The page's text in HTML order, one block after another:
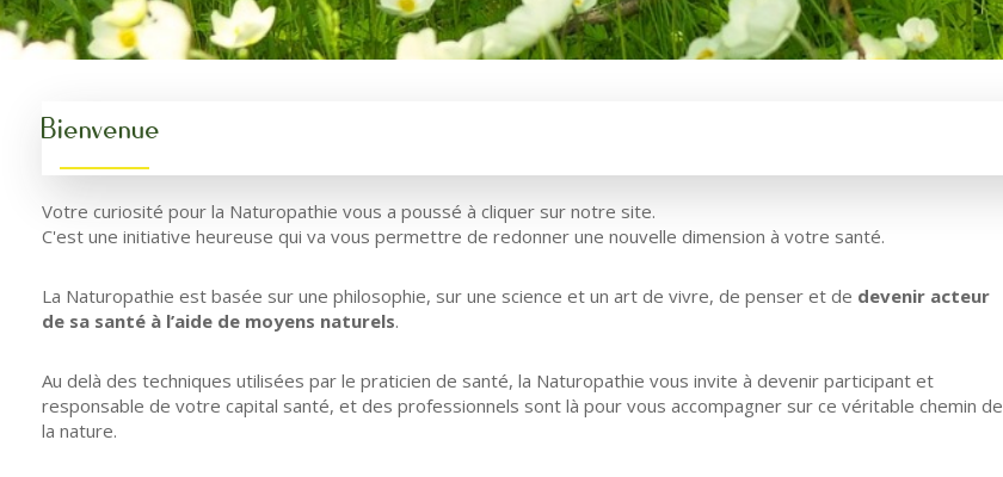
Bienvenue
Votre curiosité pour la Naturopathie vous a poussé à cliquer sur notre site.
C'est une initiative heureuse qui va vous permettre de redonner une nouvelle dimension à votre santé.
La Naturopathie est basée sur une philosophie, sur une science et un art de vivre, de penser et de devenir acteur
de sa santé à l’aide de moyens naturels.
Au delà des techniques utilisées par le praticien de santé, la Naturopathie vous invite à devenir participant et
responsable de votre capital santé, et des professionnels sont là pour vous accompagner sur ce véritable chemin de
la nature.